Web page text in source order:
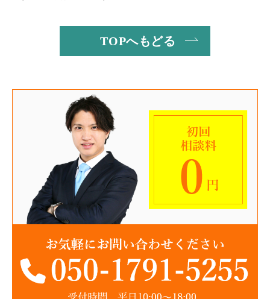
TOPへもどる